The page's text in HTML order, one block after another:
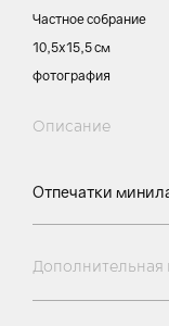
Частное собрание
10,5х15,5 см
фотография
Описание
Отпечатки